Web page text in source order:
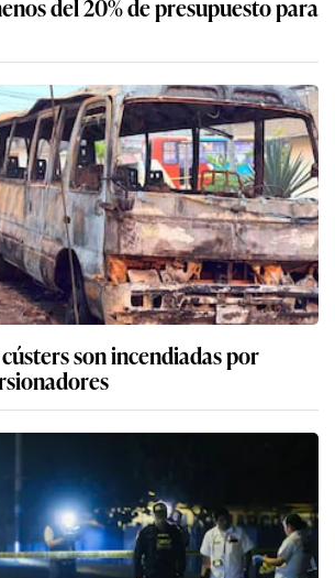
del 20% de presupuesto para
son incendiadas por